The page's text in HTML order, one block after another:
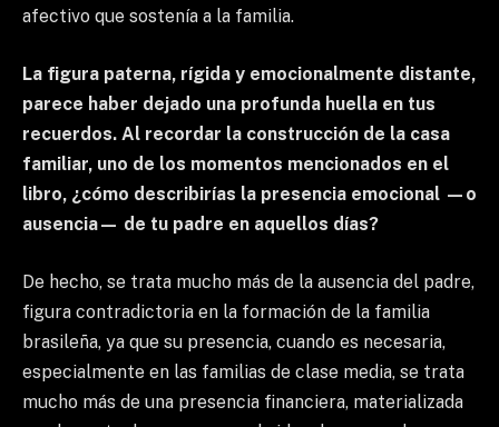
afectivo que sostenía a la familia.
La figura paterna, rígida y emocionalmente distante,
parece haber dejado una profunda huella en tus
recuerdos. Al recordar la construcción de la casa
familiar, uno de los momentos mencionados en el
libro, ¿cómo describirías la presencia emocional —o
ausencia— de tu padre en aquellos días?
De hecho, se trata mucho más de la ausencia del padre,
figura contradictoria en la formación de la familia
brasileña, ya que su presencia, cuando es necesaria,
especialmente en las familias de clase media, se trata
mucho más de una presencia financiera, materializada